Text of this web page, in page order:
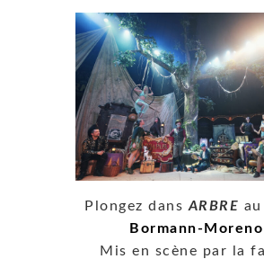
Plongez dans ARBRE au
Bormann-Moreno
Mis en scène par la